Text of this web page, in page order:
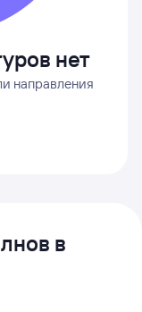
нет
направления
в